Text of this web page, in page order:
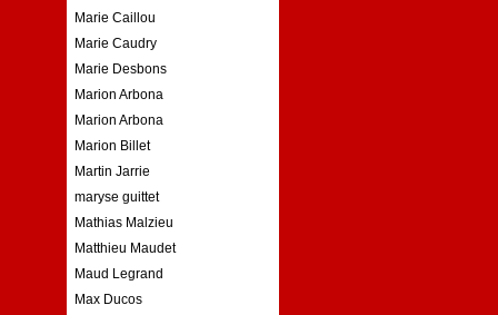
Marie Caillou
Marie Caudry
Marie Desbons
Marion Arbona
Marion Arbona
Marion Billet
Martin Jarrie
maryse guittet
Mathias Malzieu
Matthieu Maudet
Maud Legrand
Max Ducos